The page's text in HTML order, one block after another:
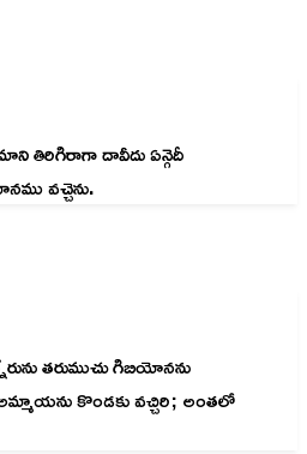
తిరిగిరాగా దావీదు ఏన్గెదీ
వచ్చెను.
తరుముచు గిబియోనను
కొండకు వచ్చిరి; అంతలో